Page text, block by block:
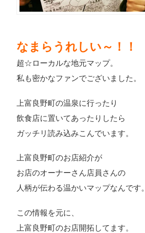
なまらうれしい～！！
超☆ローカルな地元マップ。
私も密かなファンでございました。
上富良野町の温泉に行ったり
飲食店に置いてあったりしたら
ガッチリ読み込みこんでいます。
上富良野町のお店紹介が
お店のオーナーさん店員さんの
人柄が伝わる温かいマップなんです。
この情報を元に、
上富良野町のお店開拓してます。